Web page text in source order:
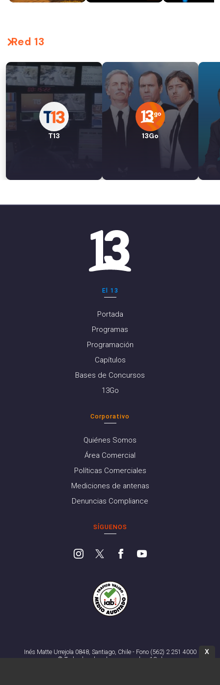
Red 13
T13 13Go
El 13
Portada
Programas
Programación
Capítulos
Bases de Concursos
13Go
Corporativo
Quiénes Somos
Área Comercial
Políticas Comerciales
Mediciones de antenas
Denuncias Compliance
SÍGUENOS
Inés Matte Urrejola 0848, Santiago, Chile - Fono (562) 2 251 4000
© Todos los derechos reservados. 13.cl
X